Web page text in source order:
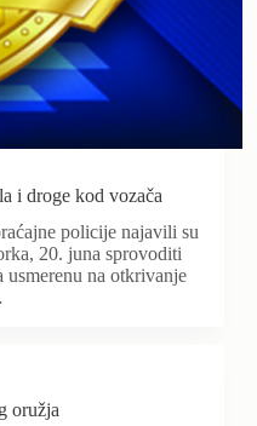
i droge kod vozača
policije najavili su
20. juna sprovoditi
usmerenu na otkrivanje
oružja